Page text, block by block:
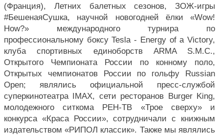
(Франция), Летних балетных сезонов, ЗОЖ-игры
#БешенаяCушка, научной новогодней ёлки «Wow!
How?» международного турнира по
профессиональному боксу Tesla - Energy of a Victory,
клуба спортивных единоборств ARMA S.M.C.,
Открытого Чемпионата России по конному поло,
Открытых чемпионатов России по гольфу Russian
Open; являлись официальной пресс-службой
суперкинотеатра IMAX, сети ресторанов Burger King,
молодежного ситкома РЕН-ТВ «Трое сверху» и
конкурса «Краса России», сотрудничали с книжным
издательством «РИПОЛ классик». Также мы являлись